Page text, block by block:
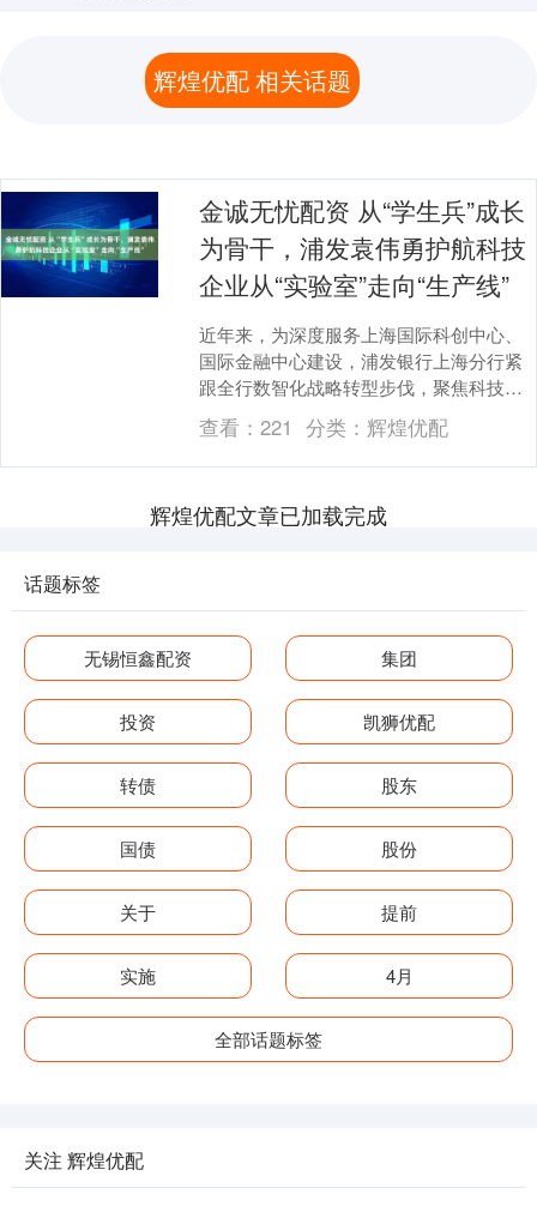
辉煌优配 相关话题
金诚无忧配资 从“学生兵”成长
为骨干，浦发袁伟勇护航科技
企业从“实验室”走向“生产线”
近年来，为深度服务上海国际科创中心、
国际金融中心建设，浦发银行上海分行紧
跟全行数智化战略转型步伐，聚焦科技金
融赛道，探索“热带雨林式”科技金融服务模
式，推出浦发....
查看：221 分类： 辉煌优配
辉煌优配文章已加载完成
话题标签
无锡恒鑫配资 集团
投资 凯狮优配
转债 股东
国债 股份
关于 提前
实施 4月
全部话题标签
关注 辉煌优配